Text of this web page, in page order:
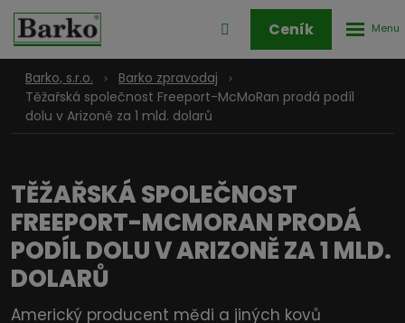
Přihlášení
zóny
Ceník
Barko, s.r.o.
Barko zpravodaj
Těžařská společnost Freeport-McMoRan prodá podíl
dolu v Arizoně za 1 mld. dolarů
TĚŽAŘSKÁ SPOLEČNOST
FREEPORT-MCMORAN PRODÁ
PODÍL DOLU V ARIZONĚ ZA 1 MLD.
DOLARŮ
Americký producent mědi a jiných kovů